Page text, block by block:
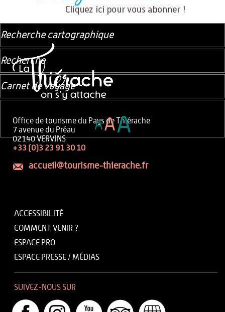
Office de tourisme du Pays de Thiérache
7 avenue du Préau
02140 VERVINS
+33 (0)3 23 91 30 10
accueil@tourisme-thierache.fr
ACCESSIBILITÉ
COMMENT VENIR ?
ESPACE PRO
ESPACE PRESSE / MÉDIAS
SUIVEZ-NOUS SUR
Recherche cartographique
Recherche
Carnet de voyage
AAA